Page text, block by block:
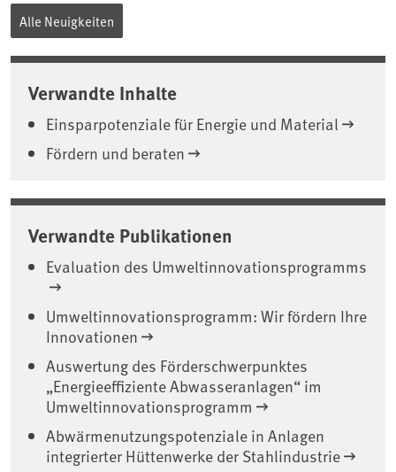
Alle Neuigkeiten
Verwandte Inhalte
Einsparpotenziale für Energie und Material
Fördern und beraten
Verwandte Publikationen
Evaluation des Umweltinnovationsprogramms
Umweltinnovationsprogramm: Wir fördern Ihre
Innovationen
Auswertung des Förderschwerpunktes
„Energieeffiziente Abwasseranlagen“ im
Umweltinnovationsprogramm
Abwärmenutzungspotenziale in Anlagen
integrierter Hüttenwerke der Stahlindustrie